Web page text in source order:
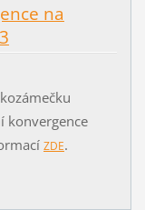
na
konvergence
ZDE.